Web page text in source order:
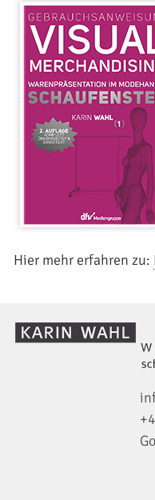
Hier mehr erfahren zu: